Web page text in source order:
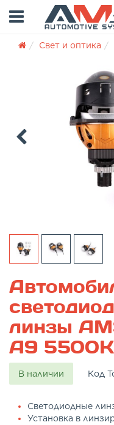
Свет и оптика
линзы
A9
В наличии Код
Светодиодные
Установка в